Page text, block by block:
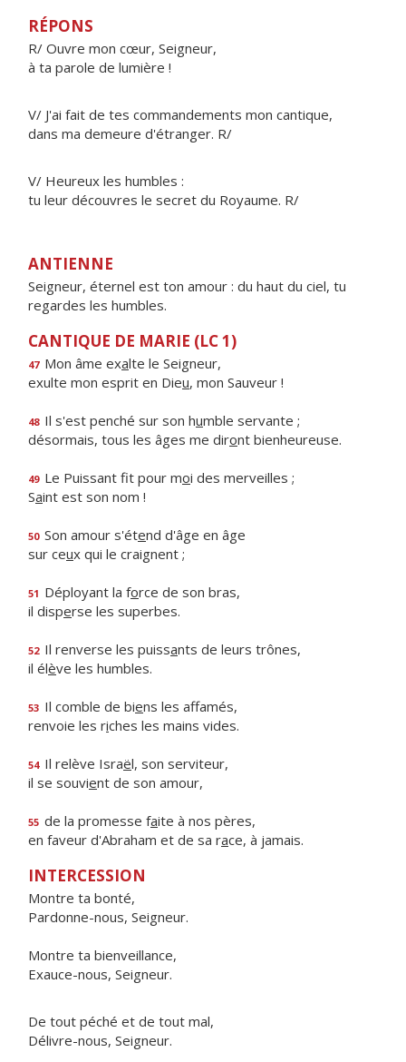
RÉPONS
R/ Ouvre mon cœur, Seigneur,
à ta parole de lumière !
V/ J'ai fait de tes commandements mon cantique,
dans ma demeure d'étranger. R/
V/ Heureux les humbles :
tu leur découvres le secret du Royaume. R/
ANTIENNE
Seigneur, éternel est ton amour : du haut du ciel, tu
regardes les humbles.
CANTIQUE DE MARIE (LC 1)
47 Mon âme exalte le Seigneur,
exulte mon esprit en Dieu, mon Sauveur !
48 Il s'est penché sur son humble servante ;
désormais, tous les âges me diront bienheureuse.
49 Le Puissant fit pour moi des merveilles ;
Saint est son nom !
50 Son amour s'étend d'âge en âge
sur ceux qui le craignent ;
51 Déployant la force de son bras,
il disperse les superbes.
52 Il renverse les puissants de leurs trônes,
il élève les humbles.
53 Il comble de biens les affamés,
renvoie les riches les mains vides.
54 Il relève Israël, son serviteur,
il se souvient de son amour,
55 de la promesse faite à nos pères,
en faveur d'Abraham et de sa race, à jamais.
INTERCESSION
Montre ta bonté,
Pardonne-nous, Seigneur.
Montre ta bienveillance,
Exauce-nous, Seigneur.
De tout péché et de tout mal,
Délivre-nous, Seigneur.